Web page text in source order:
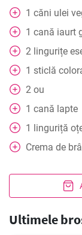
1 căni ulei
1 cană iaurt
2 lingurițe
1 sticlă
2 ou
1 cană lapte
1 linguriță
Crema de
Ultimele